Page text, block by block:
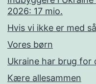
2026: 17 mio.
Hvis vi ikke er med
Vores børn
Ukraine har brug for
Kære allesammen